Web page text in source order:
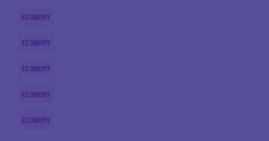
ECONOMY
ECONOMY
ECONOMY
ECONOMY
ECONOMY